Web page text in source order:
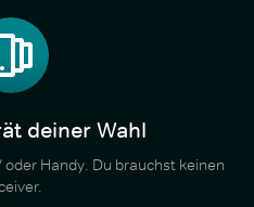
deiner Wahl
Handy. Du brauchst keinen